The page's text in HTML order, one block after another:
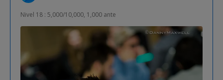
Nivel 18 : 5,000/10,000, 1,000 ante